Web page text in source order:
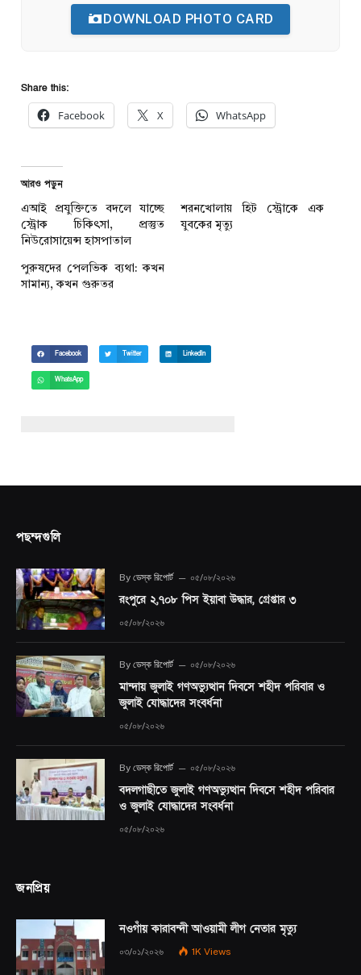
DOWNLOAD PHOTO CARD
Share this:
Facebook X WhatsApp
আরও পড়ুন
এআই প্রযুক্তিতে বদলে যাচ্ছে
স্ট্রোক চিকিৎসা, প্রস্তুত
নিউরোসায়েন্স হাসপাতাল
শরনখোলায় হিট স্ট্রোকে এক
যুবকের মৃত্যু
পুরুষদের পেলভিক ব্যথা: কখন
সামান্য, কখন গুরুতর
Facebook Twitter LinkedIn
WhatsApp
পছন্দগুলি
By ডেস্ক রিপোর্ট ০৫/০৮/২০২৬
রংপুরে ২,৭০৮ পিস ইয়াবা উদ্ধার, গ্রেপ্তার ৩
০৫/০৮/২০২৬
By ডেস্ক রিপোর্ট ০৫/০৮/২০২৬
মান্দায় জুলাই গণঅভ্যুত্থান দিবসে শহীদ পরিবার ও
জুলাই যোদ্ধাদের সংবর্ধনা
০৫/০৮/২০২৬
By ডেস্ক রিপোর্ট ০৫/০৮/২০২৬
বদলগাছীতে জুলাই গণঅভ্যুত্থান দিবসে শহীদ পরিবার
ও জুলাই যোদ্ধাদের সংবর্ধনা
০৫/০৮/২০২৬
জনপ্রিয়
নওগাঁয় কারাবন্দী আওয়ামী লীগ নেতার মৃত্যু
০৩/০১/২০২৬ 1K Views